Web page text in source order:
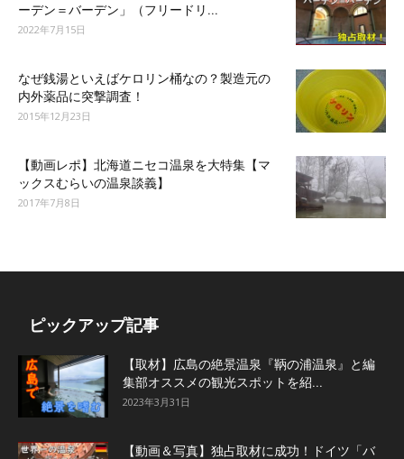
ーデン＝バーデン」（フリードリ...
2022年7月15日
なぜ銭湯といえばケロリン桶なの？製造元の
内外薬品に突撃調査！
2015年12月23日
【動画レポ】北海道ニセコ温泉を大特集【マ
ックスむらいの温泉談義】
2017年7月8日
ピックアップ記事
【取材】広島の絶景温泉『鞆の浦温泉』と編
集部オススメの観光スポットを紹...
2023年3月31日
【動画＆写真】独占取材に成功！ドイツ「バ